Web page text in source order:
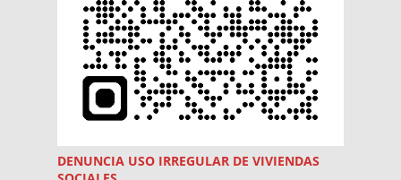
DENUNCIA USO IRREGULAR DE VIVIENDAS